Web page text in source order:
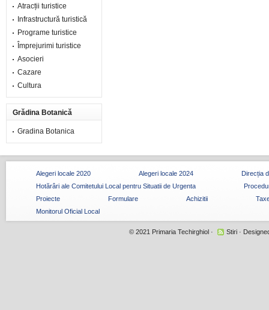
Atracții turistice
Infrastructură turistică
Programe turistice
Împrejurimi turistice
Asocieri
Cazare
Cultura
Grădina Botanică
Gradina Botanica
Alegeri locale 2020 Alegeri locale 2024
Direcția
Hotărâri ale Comitetului Local pentru Situatii de Urgenta
Proiecte
Formulare Achizitii
Monitorul Oficial Local
© 2021 Primaria Techirghiol· Stiri·